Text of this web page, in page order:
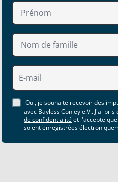
Oui, je souhaite recevoir des
avec Bayless Conley e.V.. J'ai
de confidentialitéet j'accepte
soient enregistrées